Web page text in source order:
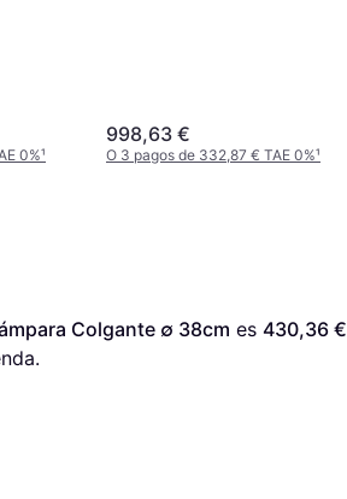
0%¹
998,63 €
O 3 pagos de 332,87 € TAE 0%¹
Colgante ∅ 38cm es 430,36 €